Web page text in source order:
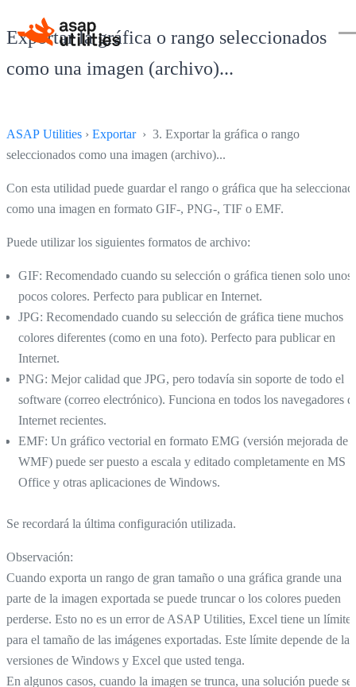
Exportar la gráfica o rango seleccionados
como una imagen (archivo)...
ASAP Utilities › Exportar› 3. Exportar la gráfica o rango
seleccionados como una imagen (archivo)...
Con esta utilidad puede guardar el rango o gráfica que ha
como una imagen en formato GIF-, PNG-, TIF o EMF.
Puede utilizar los siguientes formatos de archivo:
GIF: Recomendado cuando su selección o gráfica tienen solo unos
pocos colores. Perfecto para publicar en Internet.
JPG: Recomendado cuando su selección de gráfica tiene muchos
colores diferentes (como en una foto). Perfecto para publicar en
Internet.
PNG: Mejor calidad que JPG, pero todavía sin soporte de todo el
software (correo electrónico). Funciona en todos los navegadores
Internet recientes.
EMF: Un gráfico vectorial en formato EMG (versión mejorada de
WMF) puede ser puesto a escala y editado completamente en MS
Office y otras aplicaciones de Windows.
Se recordará la última configuración utilizada.
Observación:
Cuando exporta un rango de gran tamaño o una gráfica grande una
parte de la imagen exportada se puede truncar o los colores pueden
perderse. Esto no es un error de ASAP Utilities, Excel tiene un límite
para el tamaño de las imágenes exportadas. Este límite depende de las
versiones de Windows y Excel que usted tenga.
En algunos casos, cuando la imagen se trunca, una solución puede ser